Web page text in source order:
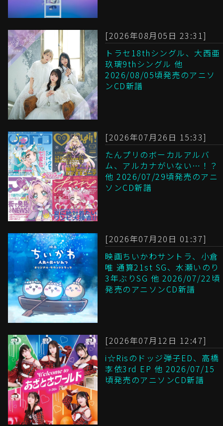
[2026年08月05日 23:31]
トラセ18thシングル、大西亜
玖璃9thシングル 他
2026/08/05頃発売のアニソ
ンCD新譜
[2026年07月26日 15:33]
たんプリのボーカルアルバ
ム、アルカナがいない…！？
他 2026/07/29頃発売のアニ
ソンCD新譜
[2026年07月20日 01:37]
映画ちいかわサントラ、小倉
唯 通算21st SG、水瀬いのり
3年ぶりSG 他 2026/07/22頃
発売のアニソンCD新譜
[2026年07月12日 12:47]
i☆Risのドッジ弾子ED、高橋
李依3rd EP 他 2026/07/15
頃発売のアニソンCD新譜